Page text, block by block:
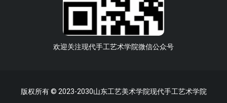
欢迎关注现代手工艺术学院微信公众号
版权所有 © 2023-2030山东工艺美术学院现代手工艺术学院